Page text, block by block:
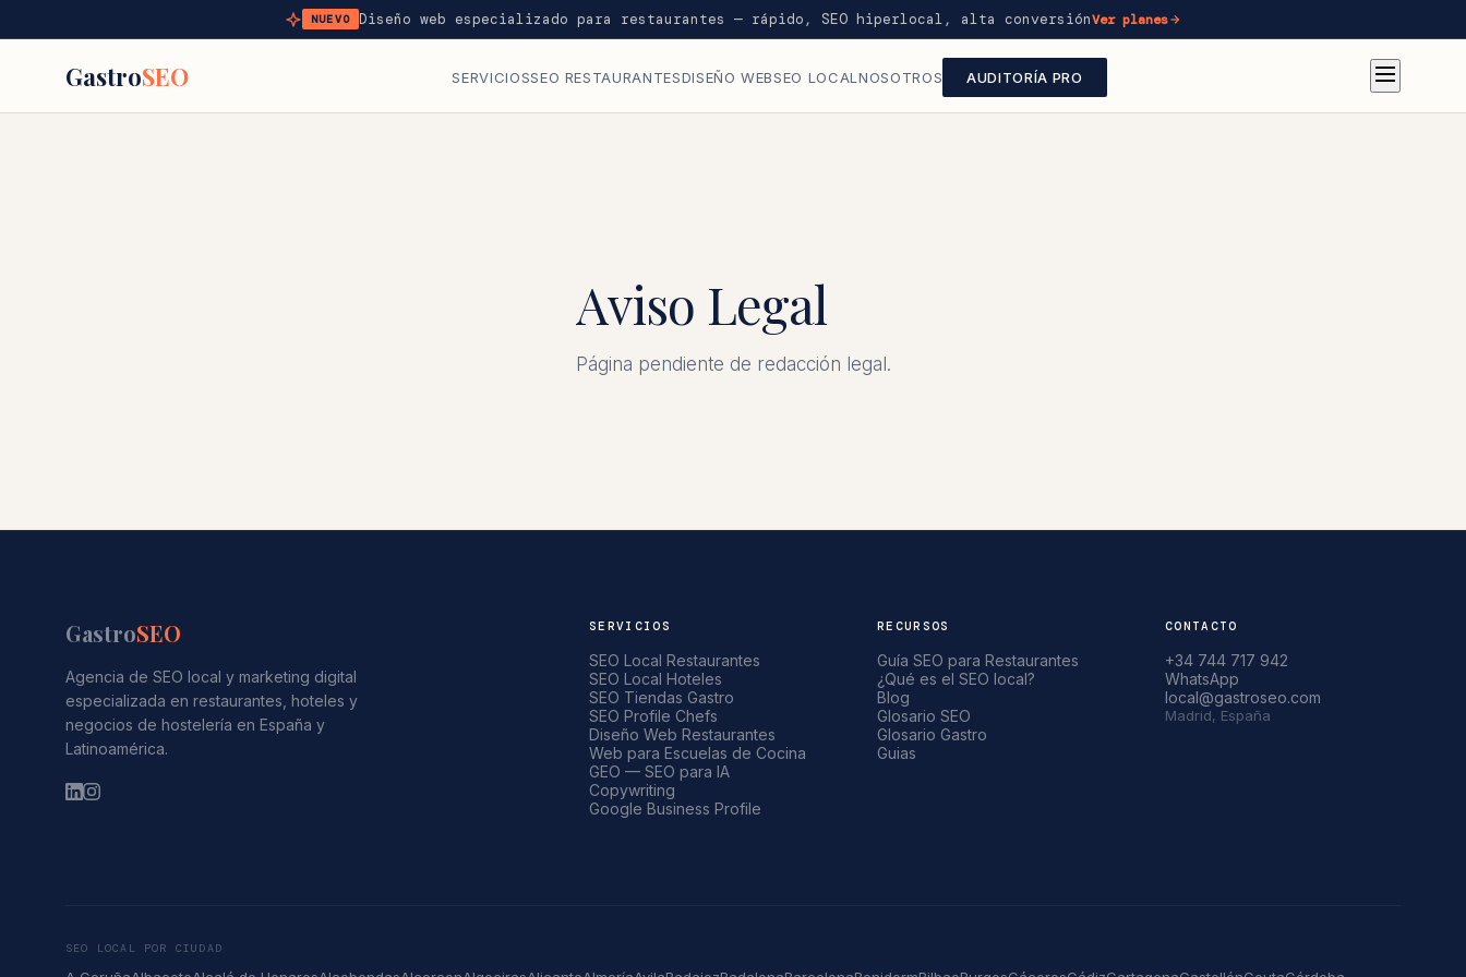
NUEVO Diseño web especializado para restaurantes — rápido, SEO hiperlocal, alta conversiónVer planes
GastroSEO SERVICIOSSEO RESTAURANTESDISEÑO WEBSEO LOCAL NOSOTROS AUDITORÍA PRO
Aviso Legal
Página pendiente de redacción legal.
GastroSEO
Agencia de SEO local y marketing digital
especializada en restaurantes, hoteles y
negocios de hostelería en España y
Latinoamérica.
SERVICIOS
SEO Local Restaurantes
SEO Local Hoteles
SEO Tiendas Gastro
SEO Profile Chefs
Diseño Web Restaurantes
Web para Escuelas de Cocina
GEO — SEO para IA
Copywriting
Google Business Profile
RECURSOS
Guía SEO para Restaurantes
¿Qué es el SEO local?
Blog
Glosario SEO
Glosario Gastro
Guias
CONTACTO
+34 744 717 942
WhatsApp
local@gastroseo.com
Madrid, España
SEO LOCAL POR CIUDAD